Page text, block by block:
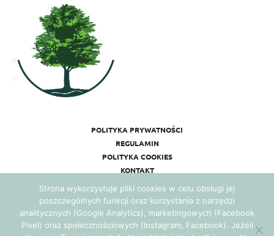
POLITYKA PRYWATNOŚCI
REGULAMIN
POLITYKA COOKIES
KONTAKT
Strona wykorzystuje pliki cookies w celu obsługi jej
poszczególnych funkcji oraz korzystania z narzędzi
analitycznych (Google Analytics), marketingowych (Facebook
Pixel) oraz społecznościowych (Instagram, Facebook). Jeżeli